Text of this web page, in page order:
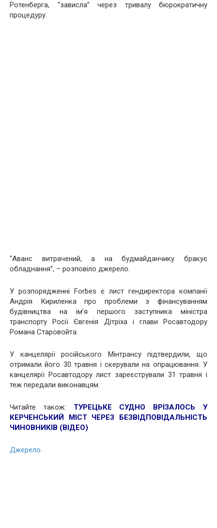
Ротенберга, “зависла” через тривалу бюрократичну
процедуру.
“Аванс витрачений, а на будмайданчику бракує
обладнання”, – розповіло джерело.
У розпорядженні Forbes є лист гендиректора компанії
Андрія Кириленка про проблеми з фінансуванням
будівництва на ім’я першого заступника міністра
транспорту Росії Євгенія Дітріха і глави Росавтодору
Романа Старовойта.
У канцелярії російського Мінтрансу підтвердили, що
отримали його 30 травня і скерували на опрацювання. У
канцелярії Росавтодору лист зареєстрували 31 травня і
теж передали виконавцям.
Читайте також: ТУРЕЦЬКЕ СУДНО ВРІЗАЛОСЬ У
КЕРЧЕНСЬКИЙ МІСТ ЧЕРЕЗ БЕЗВІДПОВІДАЛЬНІСТЬ
ЧИНОВНИКІВ (ВІДЕО)
Джерело.